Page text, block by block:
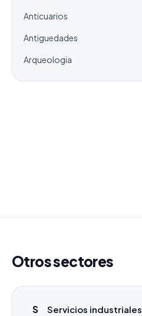
Anticuarios
Antiguedades
Arqueologia
Otros sectores
S Servicios industriales